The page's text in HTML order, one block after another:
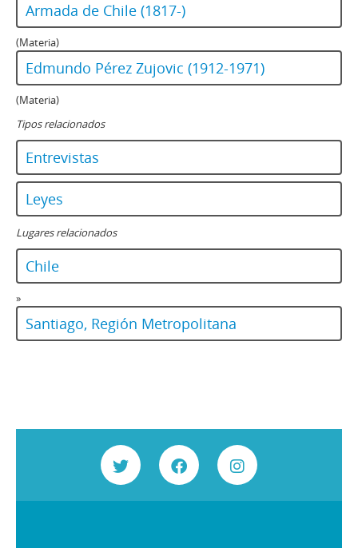
Armada de Chile (1817-)
(Materia)
Edmundo Pérez Zujovic (1912-1971)
(Materia)
Tipos relacionados
Entrevistas
Leyes
Lugares relacionados
Chile
»
Santiago, Región Metropolitana